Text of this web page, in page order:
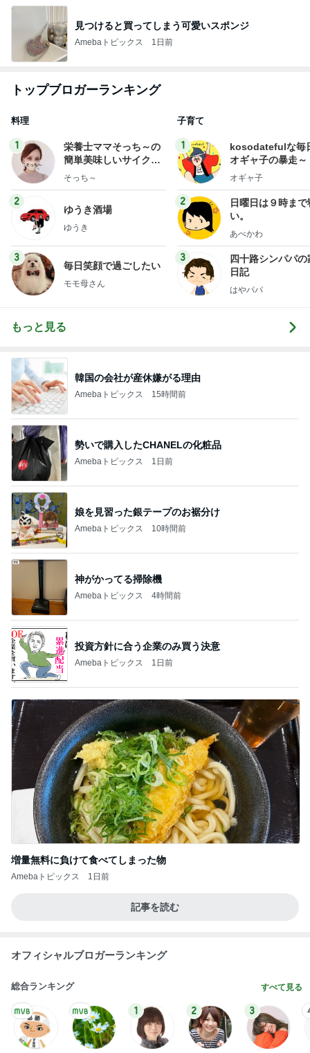
見つけると買ってしまう可愛いスポンジ
Amebaトピックス 1日前
トップブロガーランキング
料理
1
栄養士ママそっち～の
簡単美味しいサイクル
献立
そっち～
2
ゆうき酒場
ゆうき
3
毎日笑顔で過ごしたい
モモ母さん
子育て
1
kosodatefulな毎
オギャ子の暴走～
オギャ子
2
日曜日は９時まで
い。
あべかわ
3
四十路シンパパの
日記
はやパパ
もっと見る
韓国の会社が産休嫌がる理由
Amebaトピックス 15時間前
勢いで購入したCHANELの化粧品
Amebaトピックス 1日前
娘を見習った銀テープのお裾分け
Amebaトピックス 10時間前
神がかってる掃除機
Amebaトピックス 4時間前
投資方針に合う企業のみ買う決意
Amebaトピックス 1日前
増量無料に負けて食べてしまった物
Amebaトピックス 1日前
記事を読む
オフィシャルブロガーランキング
総合ランキング すべて見る
1 2 3